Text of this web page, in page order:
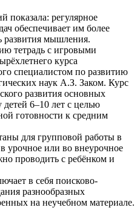
показала: регулярное
обеспечивает им более
развития мышления.
тетрадь с игровыми
курса
специалистом по развитию
наук А.З. Заком. Курс
развития основных
6–10 лет с целью
готовности к средним
для групповой работы в
урочное или во внеурочное
проводить с ребёнком и
в себя поисково-
разнообразных
на неучебном материале.